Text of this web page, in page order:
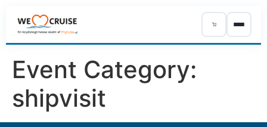
ÅRETS PROGRAM
UDSTILLERE
PRAKTISK
Event Category:
shipvisit